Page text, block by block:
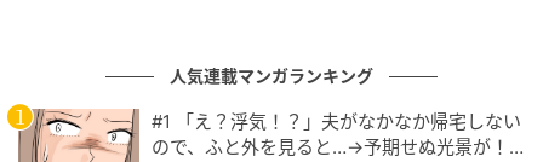
して過剰に受け取ってしまうのでしょうか。
その根本原因は、自分自身の内側にある「傷つきたく
人気連載マンガランキング
#1 「え？浮気！？」夫がなかなか帰宅しない
ので、ふと外を見ると…→予期せぬ光景が！